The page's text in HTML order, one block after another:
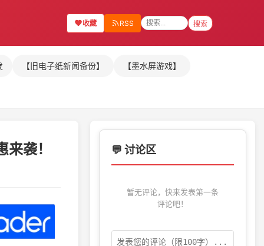
收藏 RSS 搜索
【旧电子纸新闻备份】 【墨水屏游戏】
袭！ 💬 讨论区
暂无评论，快来发表第一条
评论吧！